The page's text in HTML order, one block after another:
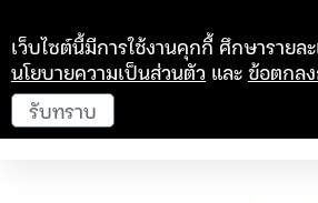
เว็บไซต์นี้มีการใช้งานคุกกี้ ศึกษารายล
นโยบายความเป็นส่วนตัว และข้อตกล
รับทราบ